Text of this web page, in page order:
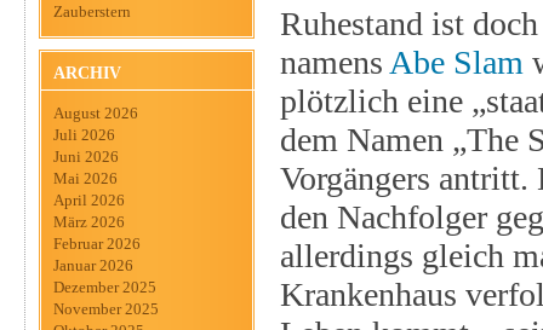
Zauberstern
ARCHIV
August 2026
Juli 2026
Juni 2026
Mai 2026
April 2026
März 2026
Februar 2026
Januar 2026
Dezember 2025
November 2025
Ruhestand ist
namens Abe Slam
plötzlich eine
dem Namen „The
Vorgängers antritt.
den Nachfolger
allerdings gleich
Krankenhaus